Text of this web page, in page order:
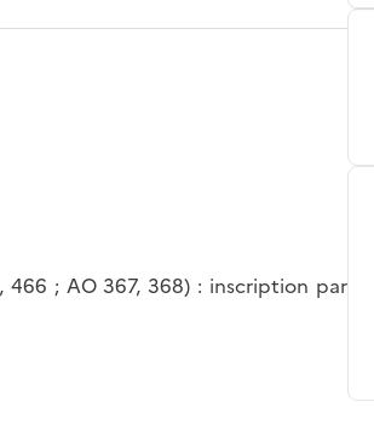
466 ; AO 367, 368) : inscription par